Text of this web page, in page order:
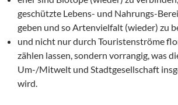
geschützte Lebens- und Nahrungs-
geben und so Artenvielfalt (wieder) zu
und nicht nur durch Touristenströme
zählen lassen, sondern vorrangig, was
Um-/Mitwelt und Stadtgesellschaft
wird.